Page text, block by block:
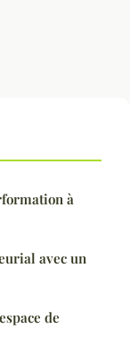
à
avec un
de